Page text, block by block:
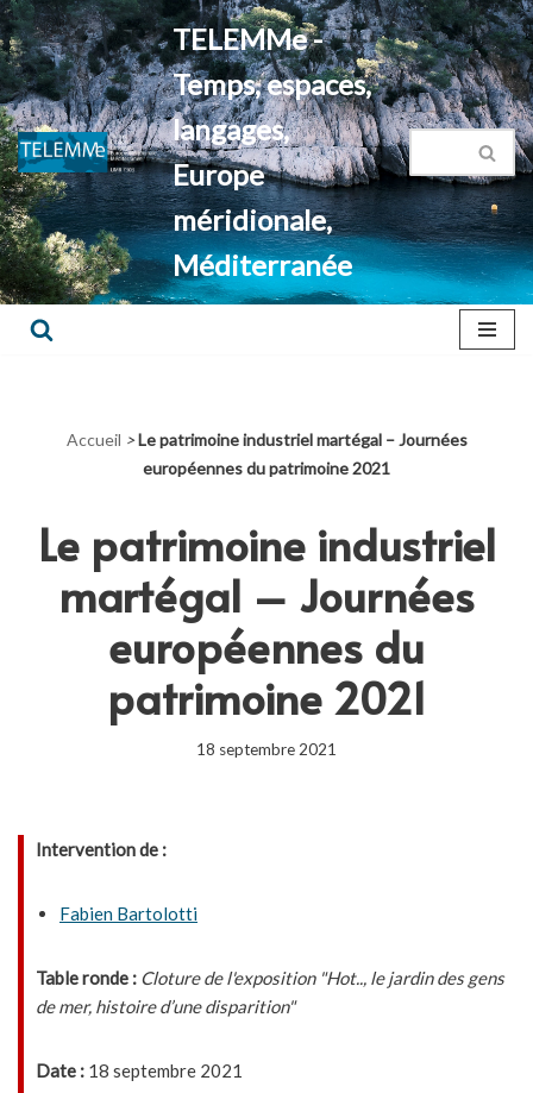
Aller
au
contenu
TELEMMe -
Temps, espaces,
langages,
Europe
méridionale,
Méditerranée
Accueil > Le patrimoine industriel martégal – Journées
européennes du patrimoine 2021
Le patrimoine industriel
martégal – Journées
européennes du
patrimoine 2021
18 septembre 2021
Intervention de :
Fabien Bartolotti
Table ronde : Cloture de l'exposition "Hot.., le jardin des gens
de mer, histoire d’une disparition"
Date : 18 septembre 2021